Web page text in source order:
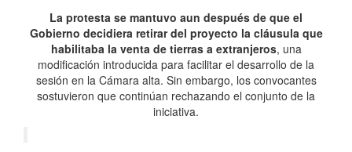
La protesta se mantuvo aun después de que el
Gobierno decidiera retirar del proyecto la cláusula que
habilitaba la venta de tierras a extranjeros, una
modificación introducida para facilitar el desarrollo de la
sesión en la Cámara alta. Sin embargo, los convocantes
sostuvieron que continúan rechazando el conjunto de la
iniciativa.